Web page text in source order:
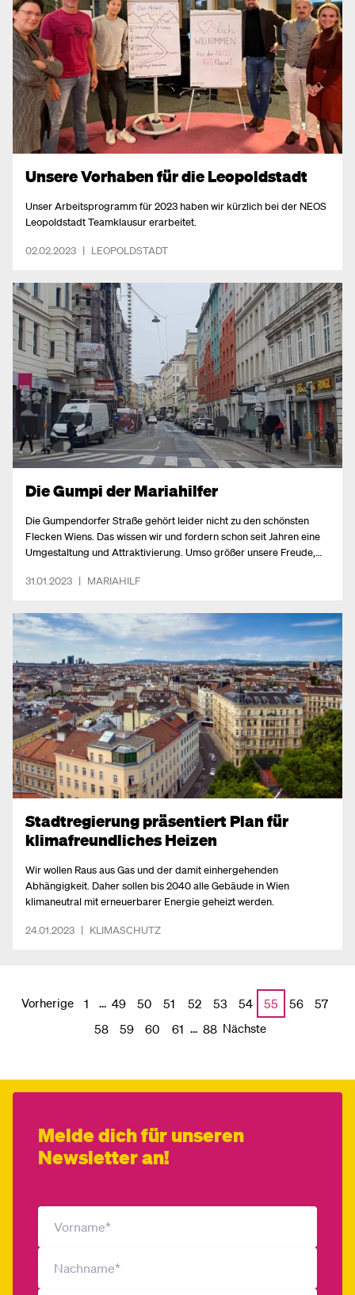
Unsere Vorhaben für die Leopoldstadt
Unser Arbeitsprogramm für 2023 haben wir kürzlich bei der NEOS
Leopoldstadt Teamklausur erarbeitet.
02.02.2023 | LEOPOLDSTADT
Die Gumpi der Mariahilfer
Die Gumpendorfer Straße gehört leider nicht zu den schönsten
Flecken Wiens. Das wissen wir und fordern schon seit Jahren eine
Umgestaltung und Attraktivierung. Umso größer unsere Freude,
31.01.2023 | MARIAHILF
Stadtregierung präsentiert Plan für
klimafreundliches Heizen
Wir wollen Raus aus Gas und der damit einhergehenden
Abhängigkeit. Daher sollen bis 2040 alle Gebäude in Wien
klimaneutral mit erneuerbarer Energie geheizt werden.
24.01.2023 | KLIMASCHUTZ
Vorherige 1 ... 49 50 51 52 53 54 55 56
57
58
59 60 61 ... 88 Nächste
Melde dich für unseren
Newsletter an!